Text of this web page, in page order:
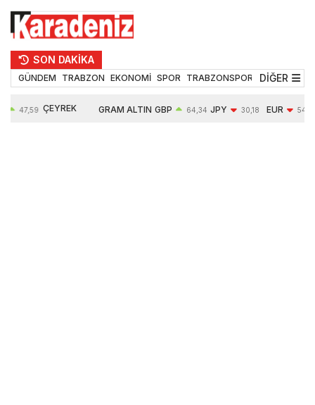
SON DAKİKA
GÜNDEM TRABZON EKONOMİ SPOR TRABZONSPOR TEKNOLOJİ
DİĞER
47,59 ÇEYREK GRAM ALTIN GBP 64,34 JPY 30,18 EUR